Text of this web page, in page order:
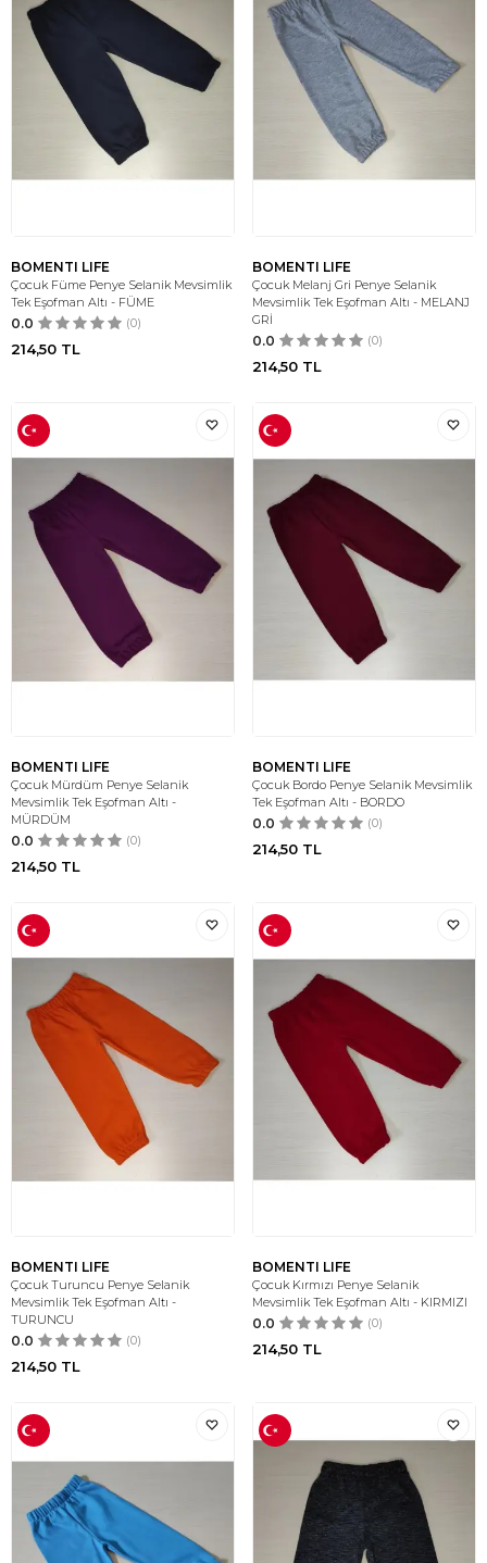
BOMENTI LIFE
Çocuk Füme Penye Selanik Mevsimlik
Tek Eşofman Altı - FÜME
0.0 (0)
214,50 TL
BOMENTI LIFE
Çocuk Melanj Gri Penye Selanik
Mevsimlik Tek Eşofman Altı - MELANJ
GRİ
0.0 (0)
214,50 TL
BOMENTI LIFE
Çocuk Mürdüm Penye Selanik
Mevsimlik Tek Eşofman Altı -
MÜRDÜM
0.0 (0)
214,50 TL
BOMENTI LIFE
Çocuk Bordo Penye Selanik Mevsimlik
Tek Eşofman Altı - BORDO
0.0 (0)
214,50 TL
BOMENTI LIFE
Çocuk Turuncu Penye Selanik
Mevsimlik Tek Eşofman Altı -
TURUNCU
0.0 (0)
214,50 TL
BOMENTI LIFE
Çocuk Kırmızı Penye Selanik
Mevsimlik Tek Eşofman Altı - KIRMIZI
0.0 (0)
214,50 TL